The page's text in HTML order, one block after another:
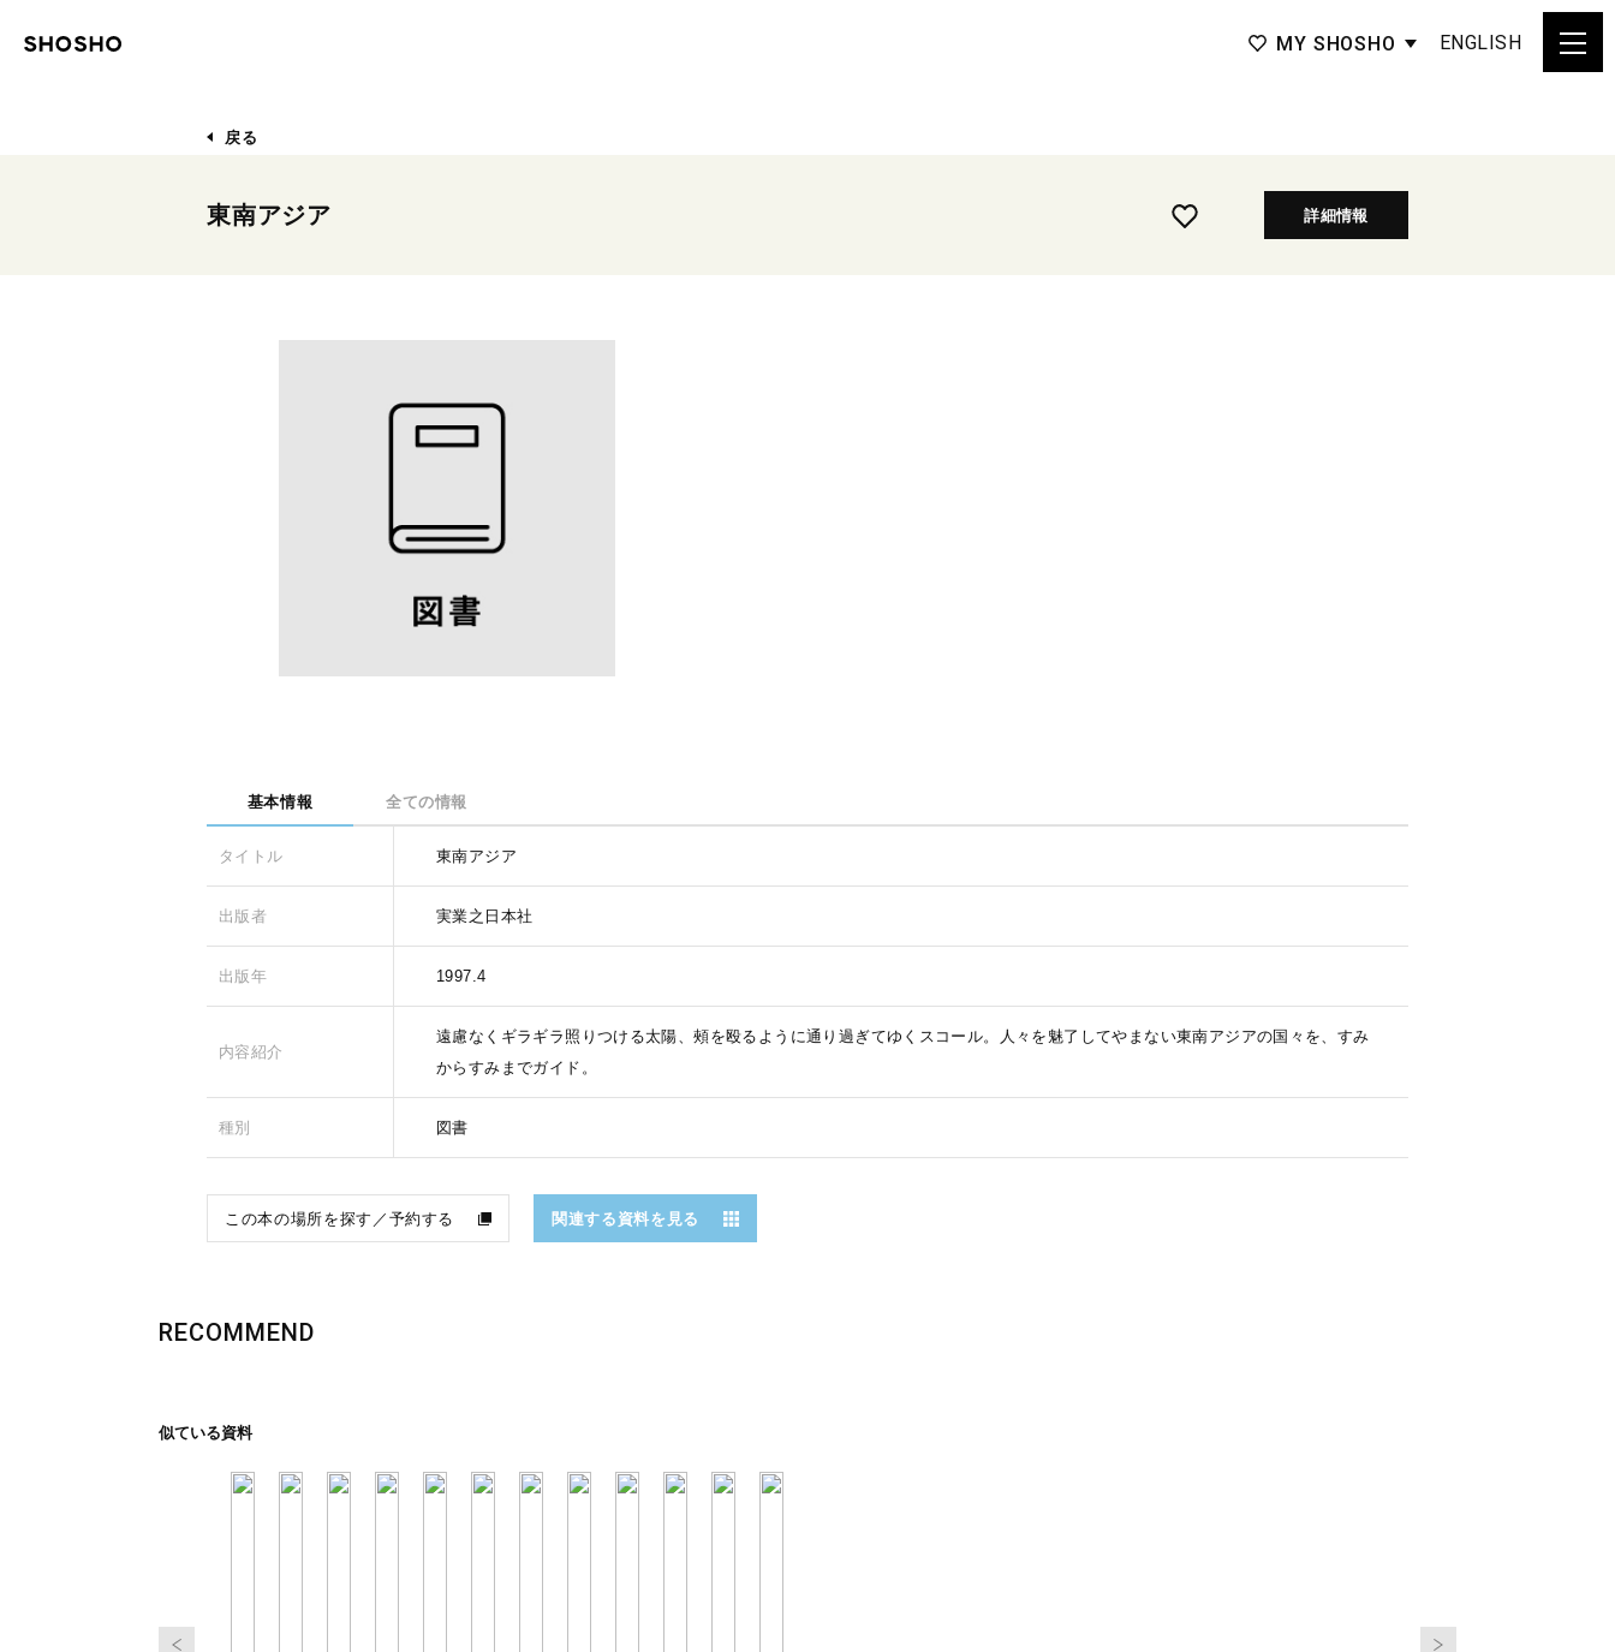
MY SHOSHO ENGLISH
戻る
東南アジア 詳細情報
基本情報 全ての情報
タイトル 東南アジア
出版者 実業之日本社
出版年 1997.4
内容紹介
遠慮なくギラギラ照りつける太陽、頰を殴るように通り過ぎてゆくスコール。人々を魅了してやまない東南アジアの国々を、すみ
からすみまでガイド。
種別 図書
この本の場所を探す／予約する 関連する資料を見る
RECOMMEND
似ている資料